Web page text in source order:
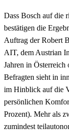
Dass Bosch auf die
bestätigen die
Auftrag der Robert
AIT, dem Austrian
Jahren in
Befragten sieht in
im Hinblick auf die
persönlichen
Prozent). Mehr als
zumindest